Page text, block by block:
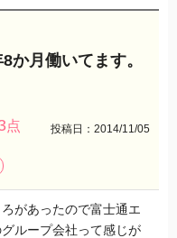
か月働いてます。
点 投稿日：2014/11/05
があったので富士通エ
ループ会社って感じが